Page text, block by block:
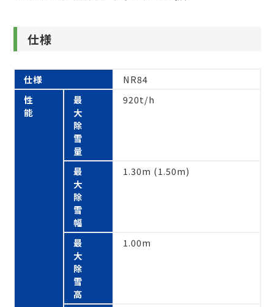
仕様
仕様
NR84
性
能
最
大
除
雪
量
920t/h
最
大
除
雪
幅
1.30m (1.50m)
最
大
除
雪
高
1.00m